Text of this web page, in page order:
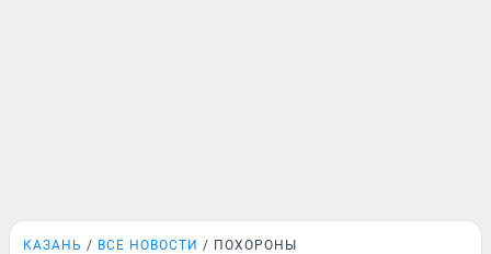
КАЗАНЬ ВСЕ НОВОСТИ ПОХОРОНЫ